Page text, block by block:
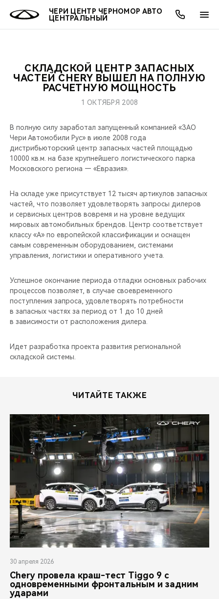
ЧЕРИ ЦЕНТР ЧЕРНОМОР АВТО
ЦЕНТРАЛЬНЫЙ
МОДЕЛИ
КРОССОВЕРЫ
СЕДАНЫ
О КОМПАНИИ
ПОКУПАТЕЛЯМ
АКСЕССУАРЫ
ВЛАДЕЛЬЦАМ
ПОДДЕРЖКА
ТЕХНИЧЕСКОЕ ОБСЛУЖИВАНИЕ
МИР CHERY
ЛЮДИ CHERY
БЛАГОТВОРИТЕЛЬНОСТЬ
CHERY И СПОРТ
CHERY CONNECT
CHERY ДЛЯ ДЕТЕЙ
ОНЛАЙН СЕРВИСЫ
СКЛАДСКОЙ ЦЕНТР ЗАПАСНЫХ
ЧАСТЕЙ CHERY ВЫШЕЛ НА ПОЛНУЮ
РАСЧЕТНУЮ МОЩНОСТЬ
1 ОКТЯБРЯ 2008
В полную силу заработал запущенный компанией «ЗАО
Чери Автомобили Рус» в июле 2008 года
дистрибьюторский центр запасных частей площадью
10000 кв.м. на базе крупнейшего логистического парка
Московского региона — «Евразия».
На складе уже присутствует 12 тысяч артикулов запасных
частей, что позволяет удовлетворять запросы дилеров
и сервисных центров вовремя и на уровне ведущих
мировых автомобильных брендов. Центр соответствует
классу «А» по европейской классификации и оснащен
самым современным оборудованием, системами
управления, логистики и оперативного учета.
Успешное окончание периода отладки основных рабочих
процессов позволяет, в случае своевременного
поступления запроса, удовлетворять потребности
в запасных частях за период от 1 до 10 дней
в зависимости от расположения дилера.
Идет разработка проекта развития региональной
складской системы.
ЧИТАЙТЕ ТАКЖЕ
30 апреля 2026
Chery провела краш-тест Tiggo 9 с
одновременными фронтальным и задним
ударами